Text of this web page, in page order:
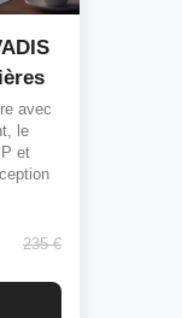
avec
le
et
235 €